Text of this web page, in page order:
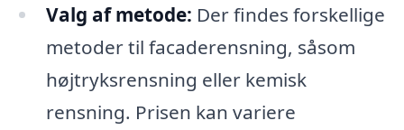
Valg af metode: Der findes forskellige
metoder til facaderensning, såsom
højtryksrensning eller kemisk
rensning. Prisen kan variere